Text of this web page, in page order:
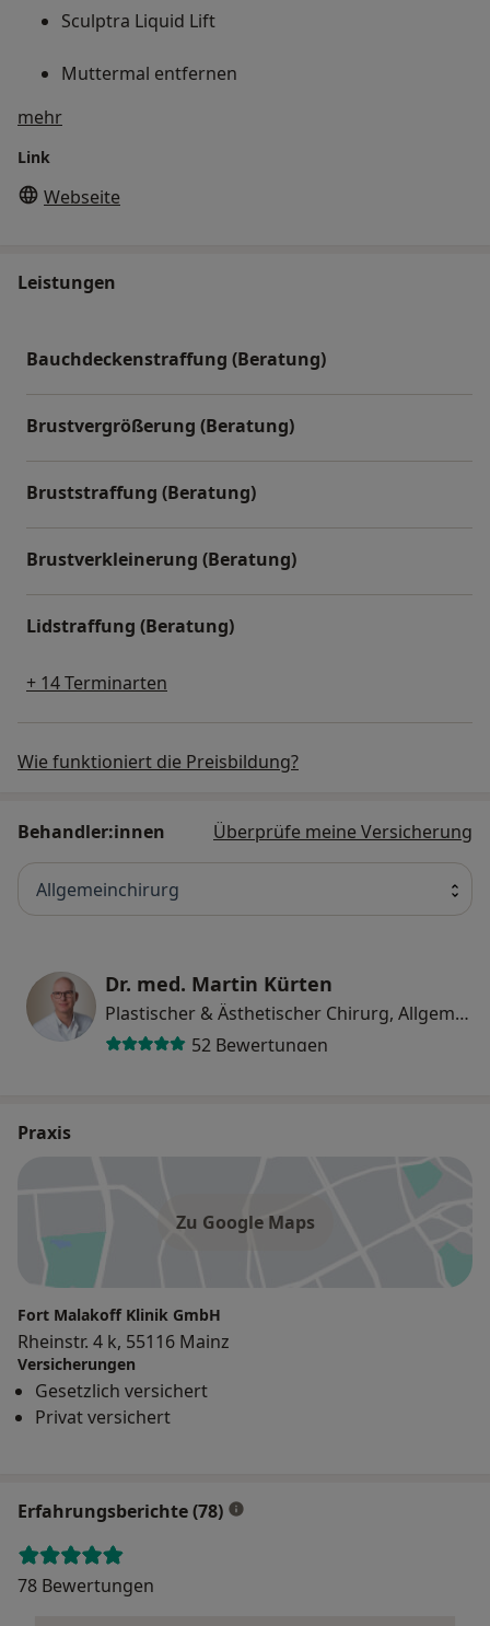
Sculptra Liquid Lift
Muttermal entfernen
Narbenkorrektur
mehrÜber uns
Link
Webseite
Leistungen
Bauchdeckenstraffung (Beratung)
Brustvergrößerung (Beratung)
Bruststraffung (Beratung)
Brustverkleinerung (Beratung)
Lidstraffung (Beratung)
+ 14 Terminarten
Wie funktioniert die Preisbildung?
Behandler:innen Überprüfe meine Versicherung
Allgemeinchirurg
Dr. med. Martin Kürten
Plastischer & Ästhetischer Chirurg, Allgemeinchirurg
52 Bewertungen
Praxis
Zu Google Maps
Fort Malakoff Klinik GmbH
Rheinstr. 4 k, 55116 Mainz
Versicherungen
Gesetzlich versichert
Privat versichert
Erfahrungsberichte (78)
78 Bewertungen